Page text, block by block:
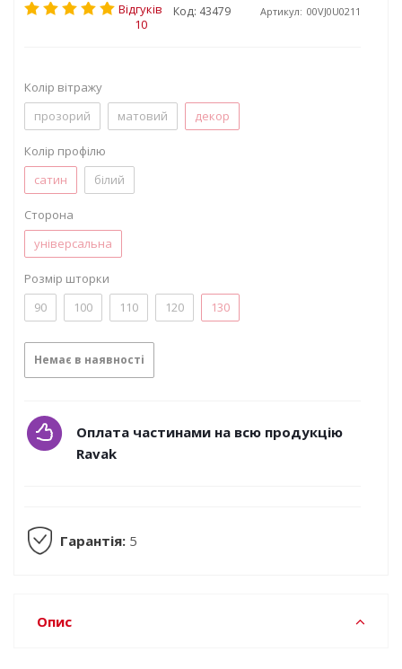
Відгуків
10
Код: 43479 Артикул: 00VJ0U0211
Колір вітражу
прозорий
матовий декор
Колір профілю
сатин
білий
Сторона
універсальна
Розмір шторки
90
100 110 120 130
Немає в наявності
Оплата частинами на всю продукцію
Ravak
Гарантія: 5
Опис